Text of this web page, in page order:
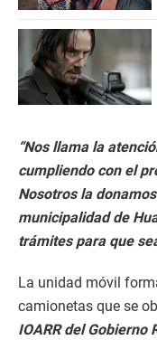
“Nos llama la
cumpliendo con el
Nosotros la
municipalidad de
trámites para que
La unidad móvil
camionetas que se
IOARR del Gobierno